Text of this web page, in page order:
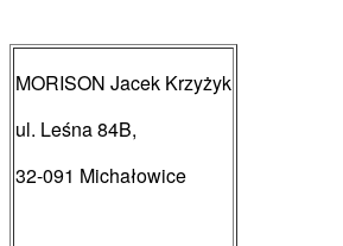
MORISON Jacek Krzyżyk
ul. Leśna 84B,
32-091 Michałowice